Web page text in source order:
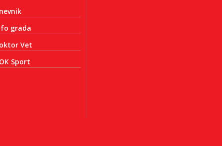
grada
Vet
Sport